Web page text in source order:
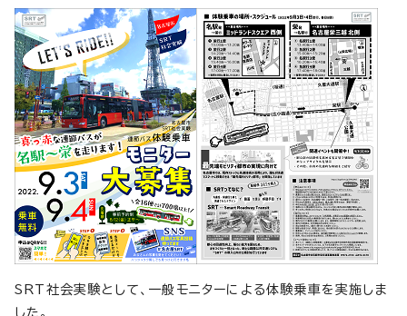
SRT社会実験として、一般モニターによる体験乗車を実施しま
した。